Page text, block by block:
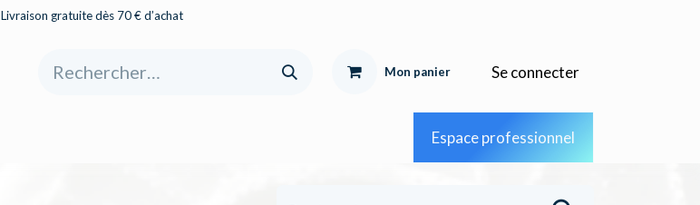
Livraison gratuite dès 70 € d’achat
Mon panier Se connecter
Espace professionnel